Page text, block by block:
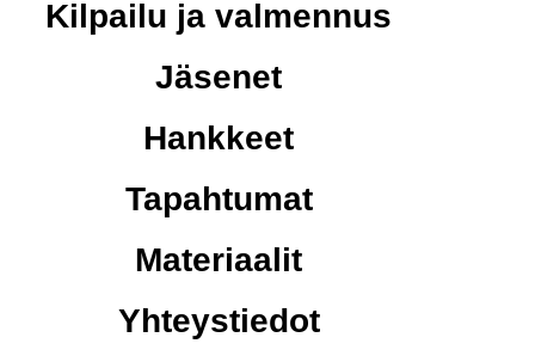
Kilpailu ja valmennus
Jäsenet
Hankkeet
Tapahtumat
Materiaalit
Yhteystiedot